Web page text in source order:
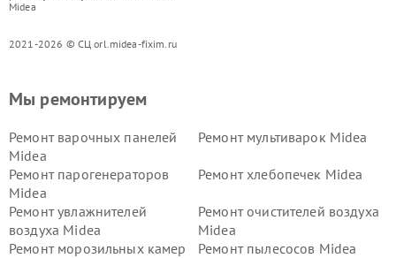
Midea
2021-2026 © СЦ orl.midea-fixim.ru
Мы ремонтируем
Ремонт варочных панелей
Midea
Ремонт мультиварок Midea
Ремонт парогенераторов
Midea
Ремонт хлебопечек Midea
Ремонт увлажнителей
воздуха Midea
Ремонт очистителей воздуха
Midea
Ремонт морозильных камер
Ремонт пылесосов Midea